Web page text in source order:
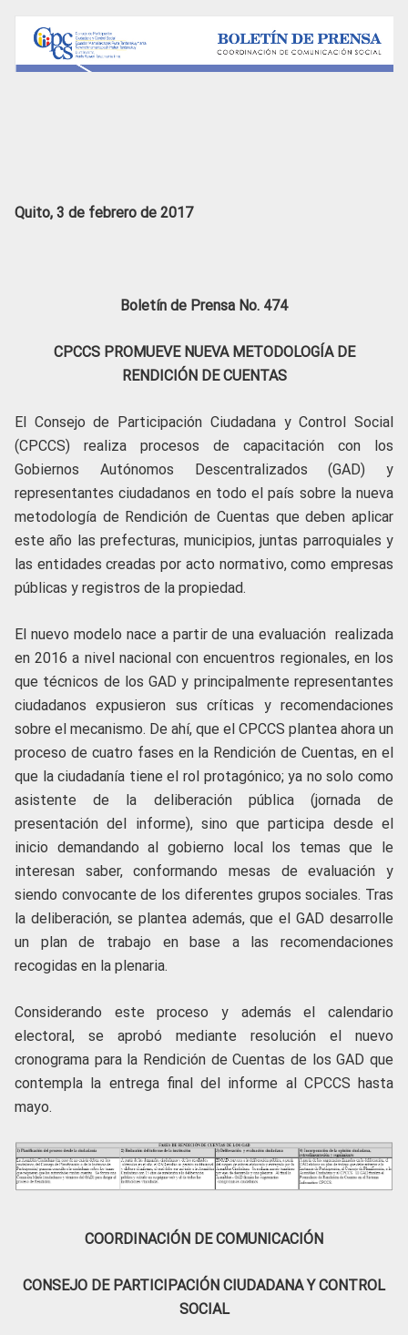
Quito, 3 de febrero de 2017
Boletín de Prensa No. 474
CPCCS PROMUEVE NUEVA METODOLOGÍA DE
RENDICIÓN DE CUENTAS
El Consejo de Participación Ciudadana y Control Social
(CPCCS) realiza procesos de capacitación con los
Gobiernos Autónomos Descentralizados (GAD) y
representantes ciudadanos en todo el país sobre la nueva
metodología de Rendición de Cuentas que deben aplicar
este año las prefecturas, municipios, juntas parroquiales y
las entidades creadas por acto normativo, como empresas
públicas y registros de la propiedad.
El nuevo modelo nace a partir de una evaluación realizada
en 2016 a nivel nacional con encuentros regionales, en los
que técnicos de los GAD y principalmente representantes
ciudadanos expusieron sus críticas y recomendaciones
sobre el mecanismo. De ahí, que el CPCCS plantea ahora un
proceso de cuatro fases en la Rendición de Cuentas, en el
que la ciudadanía tiene el rol protagónico; ya no solo como
asistente de la deliberación pública (jornada de
presentación del informe), sino que participa desde el
inicio demandando al gobierno local los temas que le
interesan saber, conformando mesas de evaluación y
siendo convocante de los diferentes grupos sociales. Tras
la deliberación, se plantea además, que el GAD desarrolle
un plan de trabajo en base a las recomendaciones
recogidas en la plenaria.
Considerando este proceso y además el calendario
electoral, se aprobó mediante resolución el nuevo
cronograma para la Rendición de Cuentas de los GAD que
contempla la entrega final del informe al CPCCS hasta
mayo.
COORDINACIÓN DE COMUNICACIÓN
CONSEJO DE PARTICIPACIÓN CIUDADANA Y CONTROL
SOCIAL